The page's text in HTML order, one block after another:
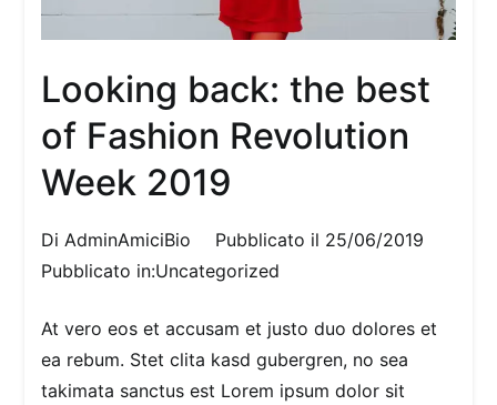
Looking back: the best
of Fashion Revolution
Week 2019
DiAdminAmiciBio Pubblicato il 25/06/2019
Pubblicato in:Uncategorized
At vero eos et accusam et justo duo dolores et
ea rebum. Stet clita kasd gubergren, no sea
takimata sanctus est Lorem ipsum dolor sit